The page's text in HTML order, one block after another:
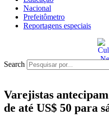
Nacional
Prefeitômetro
Reportagens especiais
Search
Varejistas
de até US$ 50 para